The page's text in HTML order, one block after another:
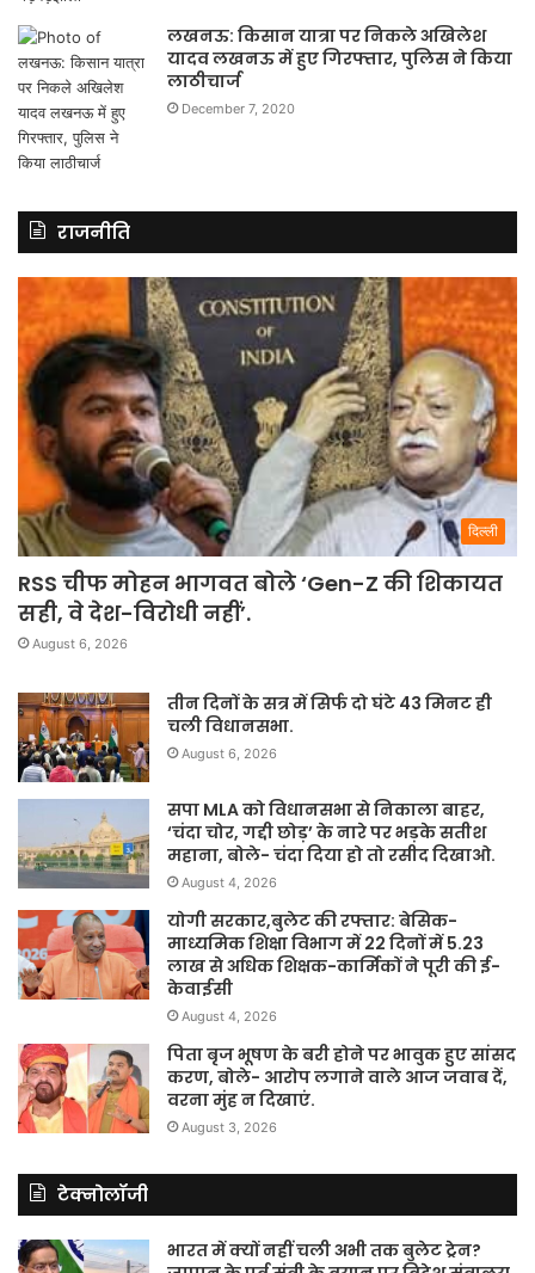
लखनऊ: किसान यात्रा पर निकले अखिलेश
यादव लखनऊ में हुए गिरफ्तार, पुलिस ने किया
लाठीचार्ज
December 7, 2020
राजनीति
दिल्ली
RSS चीफ मोहन भागवत बोले ‘Gen-Z की शिकायत
सही, वे देश-विरोधी नहीं’.
August 6, 2026
तीन दिनों के सत्र में सिर्फ दो घंटे 43 मिनट ही
चली विधानसभा.
August 6, 2026
सपा MLA को विधानसभा से निकाला बाहर,
‘चंदा चोर, गद्दी छोड़’ के नारे पर भड़के सतीश
महाना, बोले- चंदा दिया हो तो रसीद दिखाओ.
August 4, 2026
योगी सरकार,बुलेट की रफ्तार: बेसिक-
माध्यमिक शिक्षा विभाग में 22 दिनों में 5.23
लाख से अधिक शिक्षक-कार्मिकों ने पूरी की ई-
केवाईसी
August 4, 2026
पिता बृज भूषण के बरी होने पर भावुक हुए सांसद
करण, बोले- आरोप लगाने वाले आज जवाब दें,
वरना मुंह न दिखाएं.
August 3, 2026
टेक्नोलॉजी
भारत में क्यों नहीं चली अभी तक बुलेट ट्रेन?